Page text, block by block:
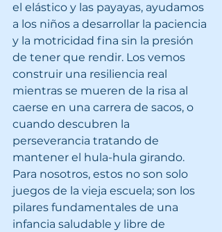
el elástico y las payayas, ayudamos
a los niños a desarrollar la paciencia
y la motricidad fina sin la presión
de tener que rendir. Los vemos
construir una resiliencia real
mientras se mueren de la risa al
caerse en una carrera de sacos, o
cuando descubren la
perseverancia tratando de
mantener el hula-hula girando.
Para nosotros, estos no son solo
juegos de la vieja escuela; son los
pilares fundamentales de una
infancia saludable y libre de